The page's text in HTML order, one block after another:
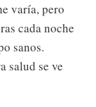
varía, pero
cada noche
sanos.
salud se ve